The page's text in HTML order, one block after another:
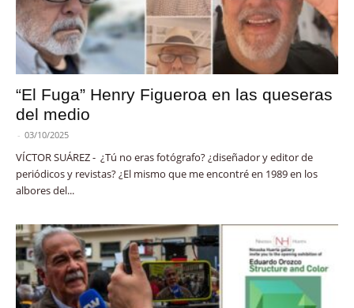
“El Fuga” Henry Figueroa en las queseras
del medio
- 03/10/2025
VÍCTOR SUÁREZ - ¿Tú no eras fotógrafo? ¿diseñador y editor de
periódicos y revistas? ¿El mismo que me encontré en 1989 en los
albores del...